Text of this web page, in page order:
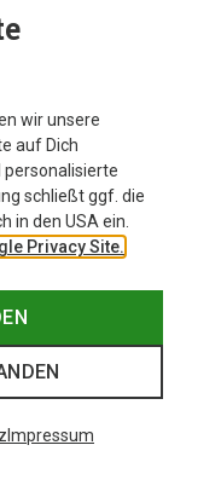
wir unsere
auf Dich
personalisierte
schließt ggf. die
in den USA ein.
Privacy Site.
Impressum